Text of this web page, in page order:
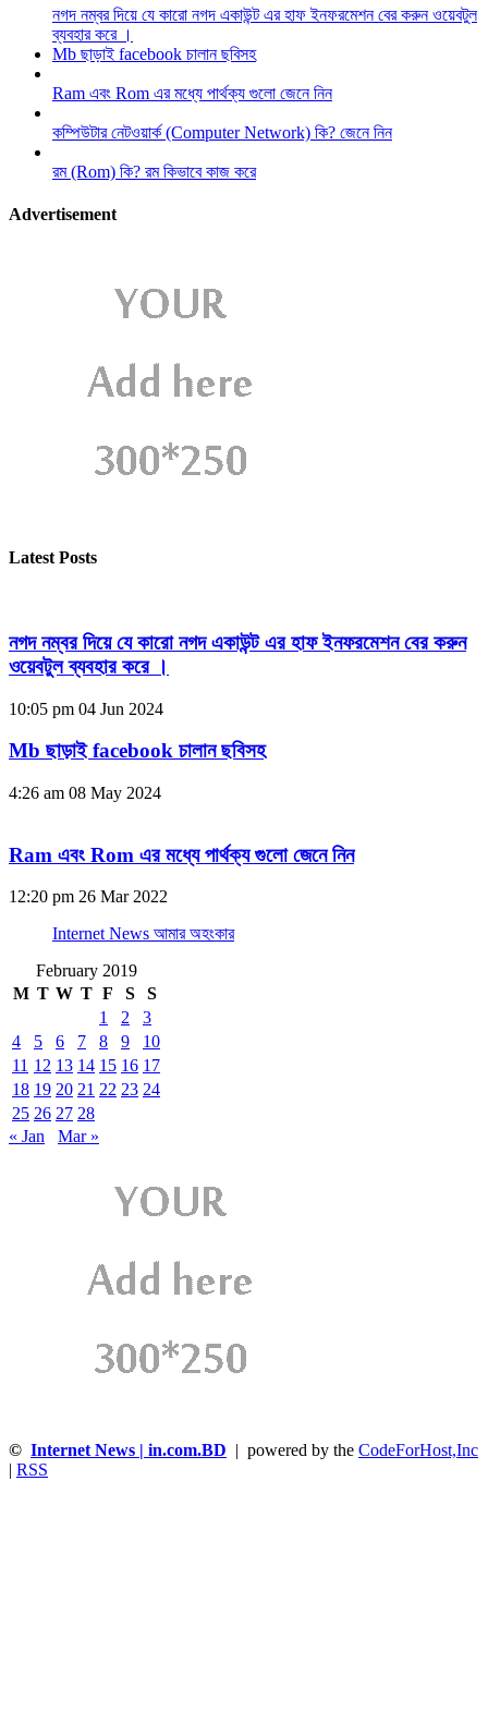
নগদ নম্বর দিয়ে যে কারো নগদ একাউন্ট এর হাফ ইনফরমেশন বের করুন ওয়েবটুল
ব্যবহার করে ।
Mb ছাড়াই facebook চালান ছবিসহ
Ram এবং Rom এর মধ্যে পার্থক্য গুলো জেনে নিন
কম্পিউটার নেটওয়ার্ক (Computer Network) কি? জেনে নিন
রম (Rom) কি? রম কিভাবে কাজ করে
Advertisement
Latest Posts
নগদ নম্বর দিয়ে যে কারো নগদ একাউন্ট এর হাফ ইনফরমেশন বের করুন
ওয়েবটুল ব্যবহার করে ।
10:05 pm 04 Jun 2024
Mb ছাড়াই facebook চালান ছবিসহ
4:26 am 08 May 2024
Ram এবং Rom এর মধ্যে পার্থক্য গুলো জেনে নিন
12:20 pm 26 Mar 2022
Internet News আমার অহংকার
February 2019
M T W T F S
S
1
2
3
4
5 6 7 8 9
10
11 12 13 14 15 16 17
18 19 20 21 22 23 24
25 26 27 28
« Jan
Mar »
© Internet News | in.com.BD | powered by the CodeForHost,Inc
RSS